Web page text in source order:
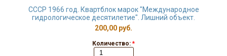
СССР 1966 год. Квартблок марок "Международное
гидрологическое десятилетие". Лишний объект.
200,00 руб.
Количество: *